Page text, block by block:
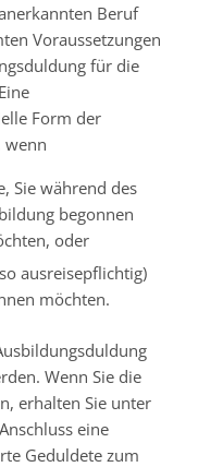
Beruf
Voraussetzungen
für die
Form der
wenn
Sie während des
begonnen
oder
ausreisepflichtig)
möchten.
Wenn Sie die
erhalten Sie unter
eine
Geduldete zum